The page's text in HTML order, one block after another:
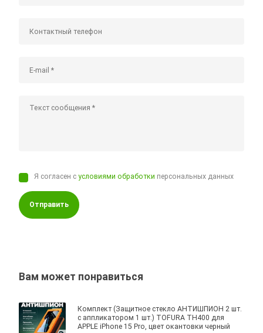
Я согласен сусловиями обработки персональных данных
Отправить
Вам может понравиться
Комплект (Защитное стекло АНТИШПИОН 2 шт.
с аппликатором 1 шт.) TOFURA TH400 для
APPLE iPhone 15 Pro, цвет окантовки черный